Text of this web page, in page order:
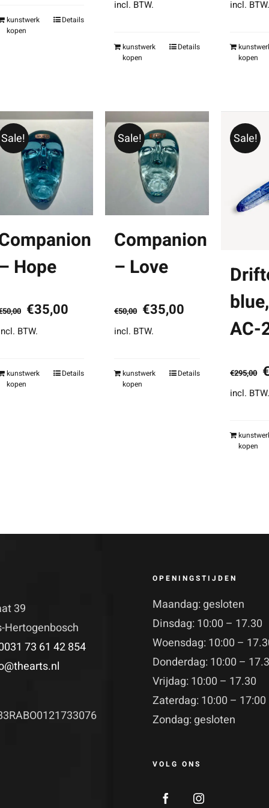
€445,00.
kunstwerk
kopen
Details
incl. BTW.
kunstwerk
kopen
Details
incl. BTW.
kopen
Sale!
Hope
50,00 Oorspronkelijke
prijs
€35,00
BTW.
kunstwerk
kopen
Details
Sale!
Companion
– Love
€50,00 Oorspronkelijke
prijs
€35,00
incl. BTW.
kunstwerk
kopen
Details
Sale!
AC-
€295,00
incl. BTW.
kopen
39
Hertogenbosch
73 61 42 854
OPENINGSTIJDEN
Maandag: gesloten
Dinsdag: 10:00 – 17.30
Woensdag: 10:00 –
Donderdag: 10:00 –
Vrijdag: 10:00 – 17.30
Zaterdag: 10:00 – 17:00
Zondag: gesloten
VOLG ONS